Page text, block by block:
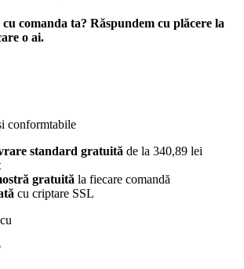
comanda ta? Răspundem cu plăcere la
o ai.
conformtabile
standard gratuită de la 340,89 lei
gratuită la fiecare comandă
cu criptare SSL